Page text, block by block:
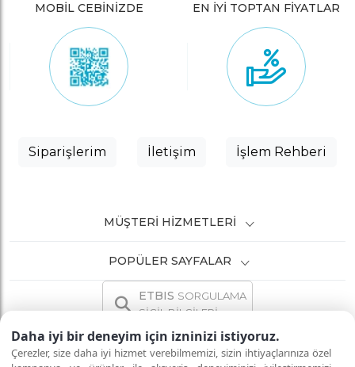
Daha iyi bir deneyim için izninizi istiyoruz.
Çerezler, size daha iyi hizmet verebilmemizi, sizin ihtiyaçlarınıza özel
MOBİL CEBİNİZDE EN İYİ TOPTAN FİYATLAR
Siparişlerim İletişim İşlem Rehberi
MÜŞTERI HIZMETLERI
POPÜLER SAYFALAR
ETBIS SORGULAMA
SİCİL BİLGİLERİ